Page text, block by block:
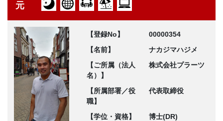
元
【登録No】
00000354
【名前】
ナカジマハジメ
【ご所属（法人
名）】
株式会社プラーツ
【所属部署／役
職】
代表取締役
【学位・資格】
博士(DR)